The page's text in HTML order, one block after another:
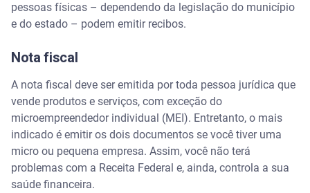
pessoas físicas – dependendo da legislação do município
e do estado – podem emitir recibos.
Nota fiscal
A nota fiscal deve ser emitida por toda pessoa jurídica que
vende produtos e serviços, com exceção do
microempreendedor individual (MEI). Entretanto, o mais
indicado é emitir os dois documentos se você tiver uma
micro ou pequena empresa. Assim, você não terá
problemas com a Receita Federal e, ainda, controla a sua
saúde financeira.